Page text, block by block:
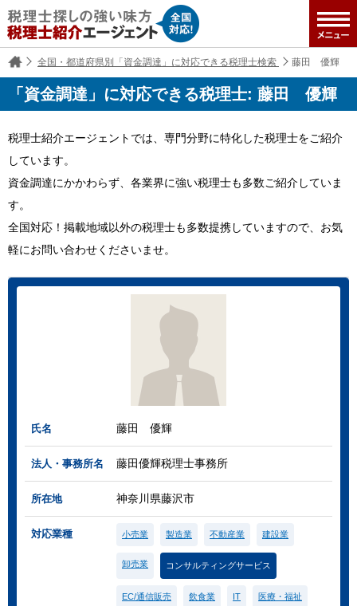
全国・都道府県別「資金調達」に対応できる税理士検索 藤田 優輝
「資金調達」に対応できる税理士: 藤田 優輝
税理士紹介エージェントでは、専門分野に特化した税理士をご紹介
しています。
資金調達にかかわらず、各業界に強い税理士も多数ご紹介していま
す。
全国対応！掲載地域以外の税理士も多数提携していますので、お気
軽にお問い合わせくださいませ。
氏名 藤田 優輝
法人・事務所名 藤田優輝税理士事務所
所在地 神奈川県藤沢市
対応業種 小売業 製造業 不動産業 建設業
卸売業 コンサルティングサービス
EC/通信販売 飲食業 IT 医療・福祉